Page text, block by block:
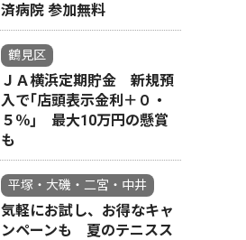
済病院 参加無料
鶴見区
ＪＡ横浜定期貯金 新規預
入で｢店頭表示金利＋０・
５％｣ 最大10万円の懸賞
も
平塚・大磯・二宮・中井
気軽にお試し、お得なキャ
ンペーンも 夏のテニスス